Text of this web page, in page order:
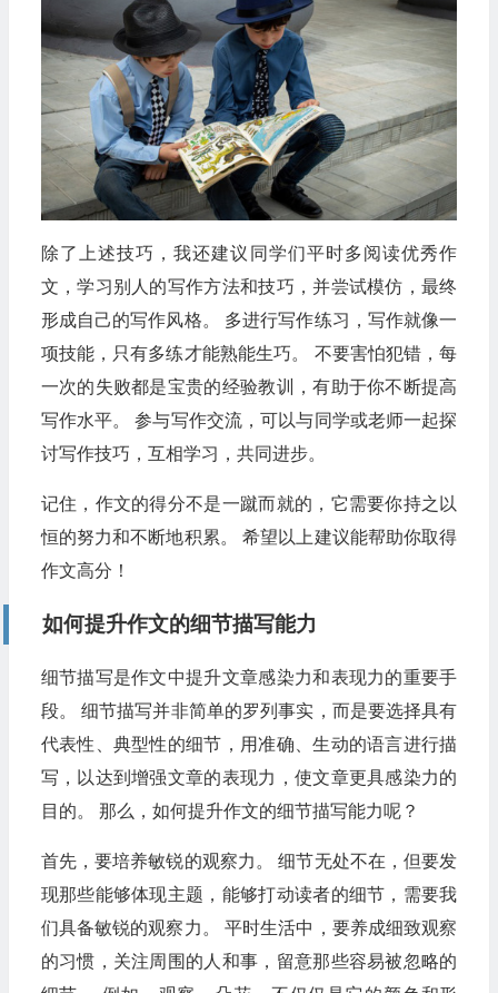
除了上述技巧，我还建议同学们平时多阅读优秀作
文，学习别人的写作方法和技巧，并尝试模仿，最终
形成自己的写作风格。 多进行写作练习，写作就像一
项技能，只有多练才能熟能生巧。 不要害怕犯错，每
一次的失败都是宝贵的经验教训，有助于你不断提高
写作水平。 参与写作交流，可以与同学或老师一起探
讨写作技巧，互相学习，共同进步。
记住，作文的得分不是一蹴而就的，它需要你持之以
恒的努力和不断地积累。 希望以上建议能帮助你取得
作文高分！
如何提升作文的细节描写能力
细节描写是作文中提升文章感染力和表现力的重要手
段。 细节描写并非简单的罗列事实，而是要选择具有
代表性、典型性的细节，用准确、生动的语言进行描
写，以达到增强文章的表现力，使文章更具感染力的
目的。 那么，如何提升作文的细节描写能力呢？
首先，要培养敏锐的观察力。 细节无处不在，但要发
现那些能够体现主题，能够打动读者的细节，需要我
们具备敏锐的观察力。 平时生活中，要养成细致观察
的习惯，关注周围的人和事，留意那些容易被忽略的